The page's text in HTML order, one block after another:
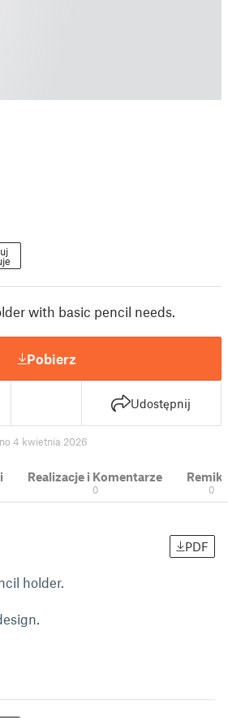
with basic pencil needs.
Pobierz
Udostępnij
4 kwietnia 2026
Realizacje i Komentarze
0 0
PDF
holder.